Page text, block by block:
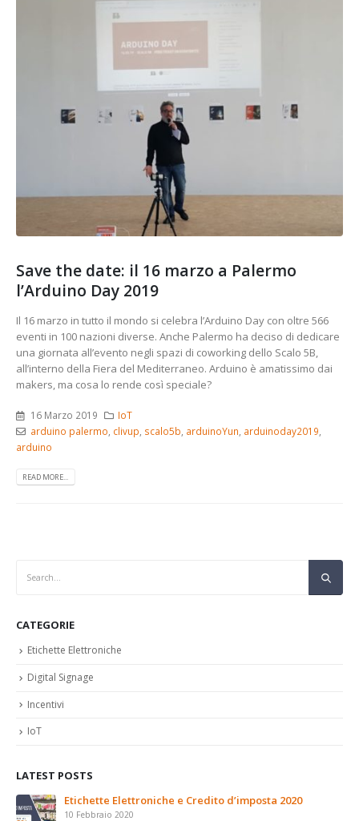
Save the date: il 16 marzo a Palermo
l’Arduino Day 2019
Il 16 marzo in tutto il mondo si celebra l’Arduino Day con oltre 566
eventi in 100 nazioni diverse. Anche Palermo ha deciso di dedicare
una giornata all’evento negli spazi di coworking dello Scalo 5B,
all’interno della Fiera del Mediterraneo. Arduino è amatissimo dai
makers, ma cosa lo rende così speciale?
16 Marzo 2019
IoT
arduino palermo, clivup, scalo5b, arduinoYun, arduinoday2019,
arduino
READ MORE...
CATEGORIE
Etichette Elettroniche
Digital Signage
Incentivi
IoT
LATEST POSTS
Il Digital Signage e il futuro del retail
26 Agosto 2019